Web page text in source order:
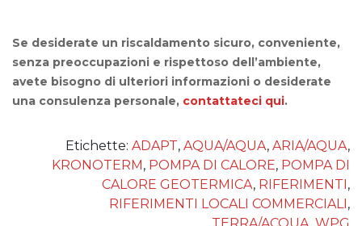
Se desiderate un riscaldamento sicuro, conveniente,
senza preoccupazioni e rispettoso dell’ambiente,
avete bisogno di ulteriori informazioni o desiderate
una consulenza personale, contattateci qui.
Etichette: ADAPT, AQUA/AQUA, ARIA/AQUA,
KRONOTERM, POMPA DI CALORE, POMPA DI
CALORE GEOTERMICA, RIFERIMENTI,
RIFERIMENTI LOCALI COMMERCIALI,